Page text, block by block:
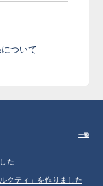
ついて
一覧
た
クティ」を作りました